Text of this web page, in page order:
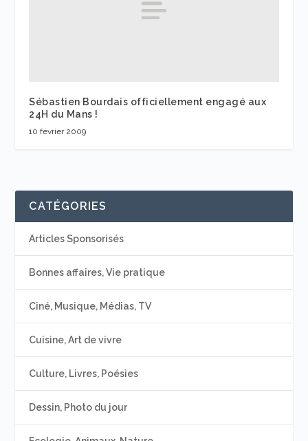
Sébastien Bourdais officiellement engagé aux
24H du Mans !
10 février 2009
CATÉGORIES
Articles Sponsorisés
Bonnes affaires, Vie pratique
Ciné, Musique, Médias, TV
Cuisine, Art de vivre
Culture, Livres, Poésies
Dessin, Photo du jour